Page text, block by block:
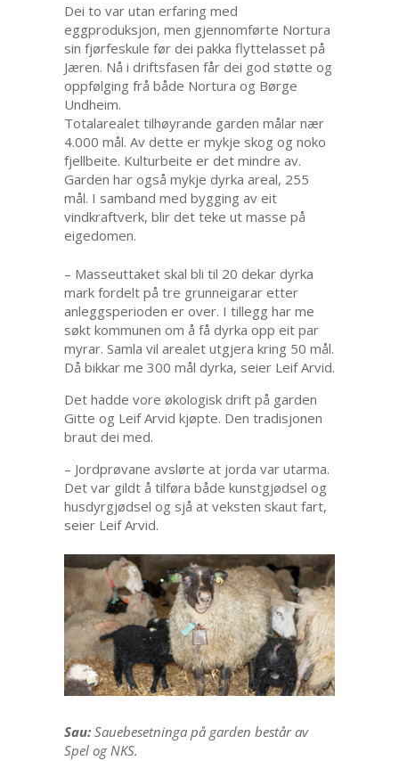
Dei to var utan erfaring med
eggproduksjon, men gjennomførte Nortura
sin fjørfeskule før dei pakka flyttelasset på
Jæren. Nå i driftsfasen får dei god støtte og
oppfølging frå både Nortura og Børge
Undheim.
Totalarealet tilhøyrande garden målar nær
4.000 mål. Av dette er mykje skog og noko
fjellbeite. Kulturbeite er det mindre av.
Garden har også mykje dyrka areal, 255
mål. I samband med bygging av eit
vindkraftverk, blir det teke ut masse på
eigedomen.
– Masseuttaket skal bli til 20 dekar dyrka
mark fordelt på tre grunneigarar etter
anleggsperioden er over. I tillegg har me
søkt kommunen om å få dyrka opp eit par
myrar. Samla vil arealet utgjera kring 50 mål.
Då bikkar me 300 mål dyrka, seier Leif Arvid.
Det hadde vore økologisk drift på garden
Gitte og Leif Arvid kjøpte. Den tradisjonen
braut dei med.
– Jordprøvane avslørte at jorda var utarma.
Det var gildt å tilføra både kunstgjødsel og
husdyrgjødsel og sjå at veksten skaut fart,
seier Leif Arvid.
Sau:Sauebesetninga på garden består av
Spel og NKS.